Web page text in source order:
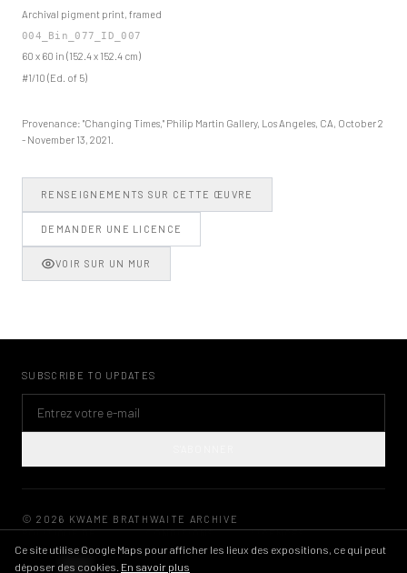
Archival pigment print, framed
004_Bin_077_ID_007
60 x 60 in (152.4 x 152.4 cm)
#1/10 (Ed. of 5)
Provenance: "Changing Times," Philip Martin Gallery, Los Angeles, CA, October 2
- November 13, 2021.
RENSEIGNEMENTS SUR CETTE ŒUVRE
DEMANDER UNE LICENCE
VOIR SUR UN MUR
SUBSCRIBE TO UPDATES
©2026 KWAME BRATHWAITE ARCHIVE
POLITIQUE DE
CONFIDENTIALITÉ
CONDITIONS
D'UTILISATION
LICENCES
D'IMAGES
Ce site utilise Google Maps pour afficher les lieux des expositions, ce qui peut
déposer des cookies. En savoir plus